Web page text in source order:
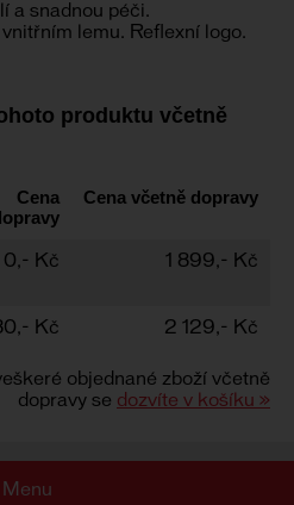
a snadnou péči.
lemu. Reflexní logo.
produktu včetně
Cena
Cena včetně dopravy
0,- Kč 1 899,- Kč
Kč 2 129,- Kč
objednané zboží včetně
dopravy se dozvíte v košíku »
Menu